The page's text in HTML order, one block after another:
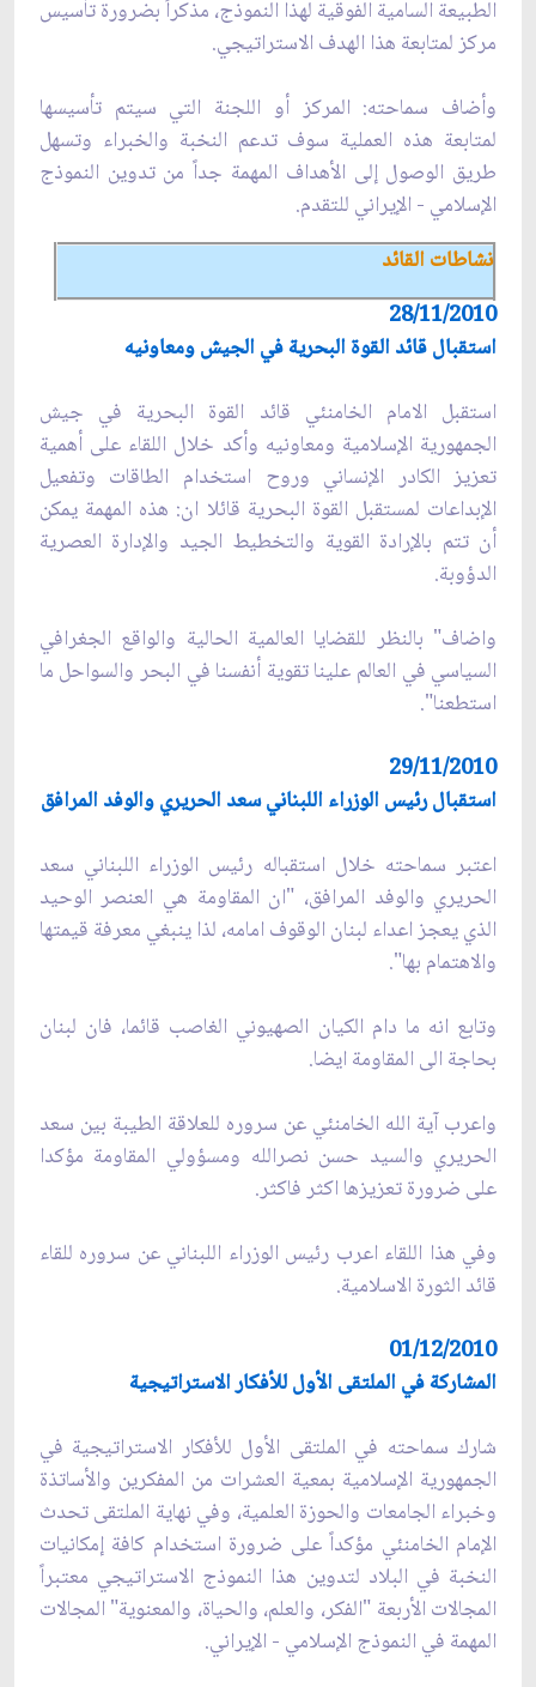
الطبيعة السامية الفوقية لهذا النموذج، مذكراً بضرورة تأسيس
مركز لمتابعة هذا الهدف الاستراتيجي.
وأضاف سماحته: المركز أو اللجنة التي سيتم تأسيسها
لمتابعة هذه العملية سوف تدعم النخبة والخبراء وتسهل
طريق الوصول إلى الأهداف المهمة جداً من تدوين النموذج
الإسلامي - الإيراني للتقدم.
نشاطات القائد
28/11/2010
استقبال قائد القوة البحرية في الجيش ومعاونيه
استقبل الامام الخامنئي قائد القوة البحرية في جيش
الجمهورية الإسلامية ومعاونيه وأكد خلال اللقاء على أهمية
تعزيز الكادر الإنساني وروح استخدام الطاقات وتفعيل
الإبداعات لمستقبل القوة البحرية قائلا ان: هذه المهمة يمكن
أن تتم بالإرادة القوية والتخطيط الجيد والإدارة العصرية
الدؤوبة.
واضاف" بالنظر للقضايا العالمية الحالية والواقع الجغرافي
السياسي في العالم علينا تقوية‌ أنفسنا في البحر والسواحل ما
استطعنا".
29/11/2010
استقبال رئيس الوزراء اللبناني سعد الحريري والوفد المرافق
اعتبر سماحته خلال استقباله رئيس الوزراء اللبناني سعد
الحريري والوفد المرافق، "ان المقاومة هي العنصر الوحيد
الذي يعجز اعداء لبنان الوقوف امامه، لذا ينبغي معرفة قيمتها
والاهتمام بها".
وتابع انه ما دام الكيان الصهيوني الغاصب قائما، فان لبنان
بحاجة الى المقاومة ايضا.
واعرب آية الله الخامنئي عن سروره للعلاقة الطيبة بين سعد
الحريري والسيد حسن نصرالله ومسؤولي المقاومة مؤكدا
على ضرورة تعزيزها اكثر فاكثر.
وفي هذا اللقاء اعرب رئيس الوزراء اللبناني عن سروره للقاء
قائد الثورة الاسلامية.
01/12/2010
المشاركة في الملتقى الأول للأفكار الاستراتيجية
شارك سماحته في الملتقى الأول للأفكار الاستراتيجية في
الجمهورية الإسلامية بمعية العشرات من المفكرين والأساتذة
وخبراء ‌الجامعات والحوزة العلمية، وفي نهاية‌ الملتقى تحدث
الإمام الخامنئي مؤكداً على ضرورة استخدام كافة إمكانيات
النخبة في البلاد لتدوين هذا النموذج الاستراتيجي معتبراً
المجالات الأربعة "الفكر، والعلم، والحياة، والمعنوية" المجالات
المهمة في النموذج الإسلامي - الإيراني.